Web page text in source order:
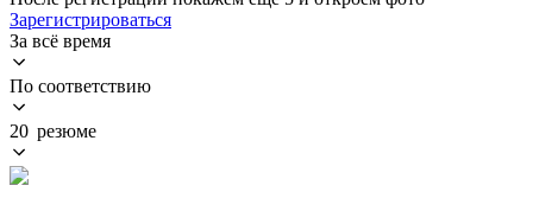
Зарегистрироваться
За всё время
По соответствию
20 резюме